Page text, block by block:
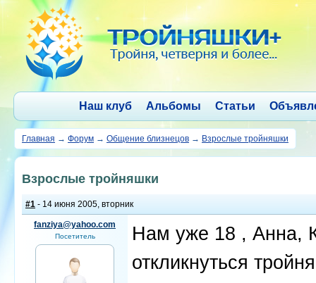
Наш клуб Альбомы Статьи
Главная → Форум → Общение близнецов → Взрослые тройняшки
Взрослые тройняшки
#1 - 14 июня 2005, вторник
fanziya@yahoo.com
Посетитель
Нам уже 18 , Анна,
откликнуться